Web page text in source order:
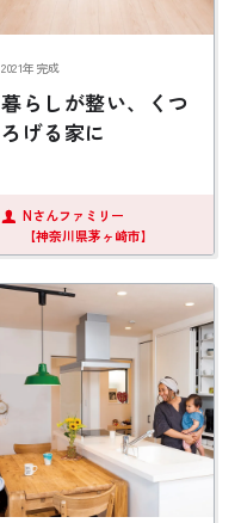
2021年完成
暮らしが整い、くつ
ろげる家に
Nさんファミリー
【神奈川県茅ヶ崎市】